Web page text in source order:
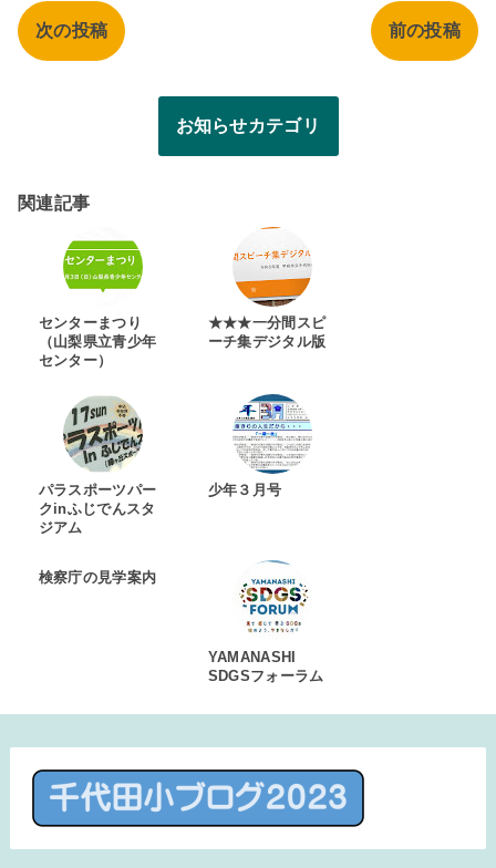
次の投稿 前の投稿
お知らせカテゴリ
関連記事
センターまつり
（山梨県立青少年
センター）
★★★一分間スピ
ーチ集デジタル版
パラスポーツパー
クinふじでんスタ
ジアム
少年３月号
検察庁の見学案内
YAMANASHI
SDGSフォーラム